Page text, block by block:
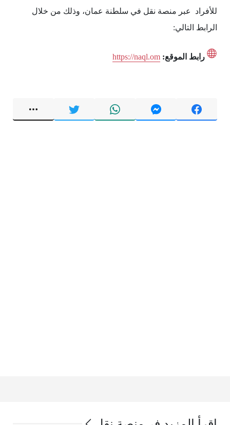
للأفراد عبر منصة نقل في سلطنة عمان، وذلك من خلال
الرابط التالي:
رابط الموقع: https://naql.om